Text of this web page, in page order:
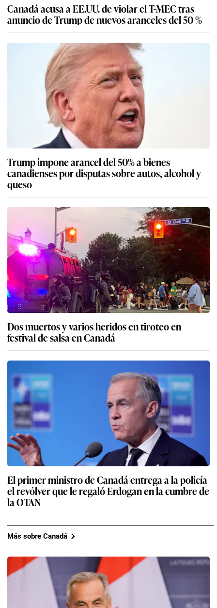
Canadá acusa a EE.UU. de violar el T-MEC tras
anuncio de Trump de nuevos aranceles del 50 %
Trump impone arancel del 50% a bienes
canadienses por disputas sobre autos, alcohol y
queso
Dos muertos y varios heridos en tiroteo en
festival de salsa en Canadá
El primer ministro de Canadá entrega a la policía
el revólver que le regaló Erdogan en la cumbre de
la OTAN
Más sobre Canadá